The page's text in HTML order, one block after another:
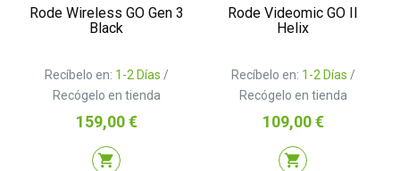
Rode Wireless GO Gen 3
Black
Recíbelo en: 1-2 Días /
Recógelo en tienda
Precio
159,00 €
shopping_cart
Rode Videomic GO II
Helix
Recíbelo en: 1-2 Días /
Recógelo en tienda
Precio
109,00 €
shopping_cart